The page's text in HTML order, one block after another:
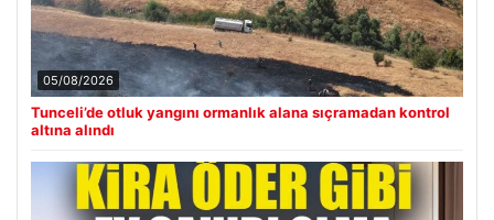
05/08/2026
Tunceli’de otluk yangını ormanlık alana sıçramadan kontrol
altına alındı